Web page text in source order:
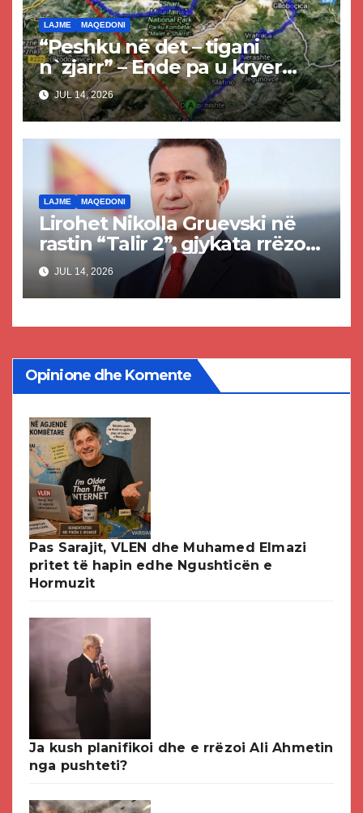
LAJME MAQEDONI
“Peshku në det – tigani
n`zjarr” – Ende pa u kryer
projekti i tunelit, komuna e
Tetovës nis punimet për
rrugën Tetovë – Prizren
JUL 14, 2026
LAJME MAQEDONI
Lirohet Nikolla Gruevski në
rastin “Talir 2”, gjykata rrëzon
akuzat për ndërtimin e
paligjshëm të selisë së VMRO-
DPMNE-së
JUL 14, 2026
Opinione dhe Komente
Pas Sarajit, VLEN dhe Muhamed Elmazi
pritet të hapin edhe Ngushticën e
Hormuzit
Ja kush planifikoi dhe e rrëzoi Ali Ahmetin
nga pushteti?